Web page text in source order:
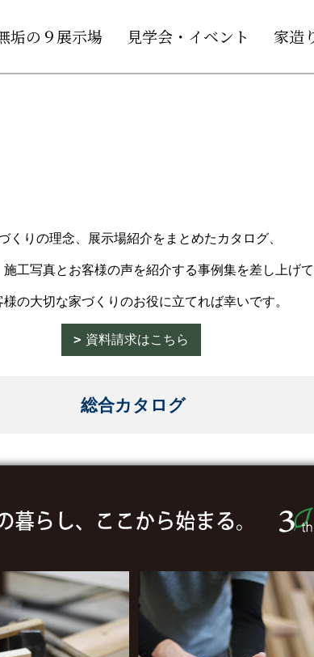
垢の９展示場 見学会・イベント 家造
くりの理念、展示場紹介をまとめたカタログ、
施工写真とお客様の声を紹介する事例集を差し上げ
様の大切な家づくりのお役に立てれば幸いです。
資料請求はこちら
総合カタログ